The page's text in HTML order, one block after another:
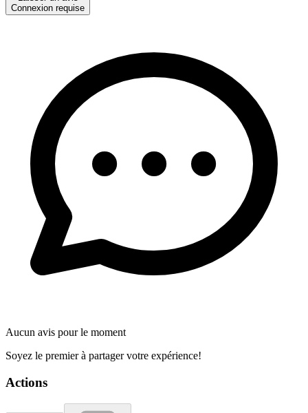
Connexion requise
Aucun avis pour le moment
Soyez le premier à partager votre expérience!
Actions